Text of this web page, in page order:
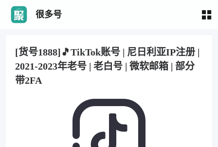
很多号
[货号1888]🎵TikTok账号 | 尼日利亚IP注册 |
2021-2023年老号 | 老白号 | 微软邮箱 | 部分
带2FA